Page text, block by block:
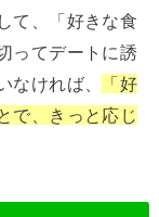
て、「好きな食
ってデートに誘
なければ、
「好
で、きっと応じ